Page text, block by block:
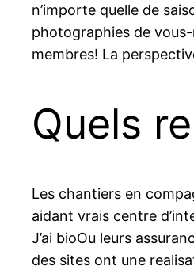
n’importe quelle de
photographies de
membres! La
Quels
Les chantiers en
aidant vrais centre
J’ai bioOu leurs
des sites ont une